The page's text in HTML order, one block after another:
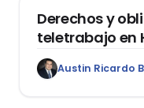
Derechos y
teletrabajo en